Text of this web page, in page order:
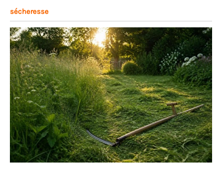
sécheresse